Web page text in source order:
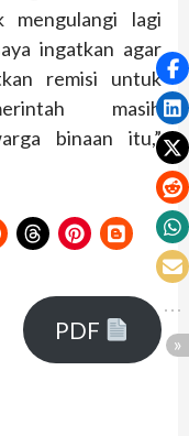
lagi
ingatkan agar
remisi untuk
masih
binaan itu,”
PDF